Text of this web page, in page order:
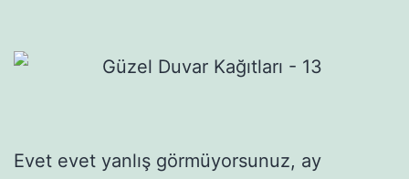
Evet evet yanlış görmüyorsunuz, ay